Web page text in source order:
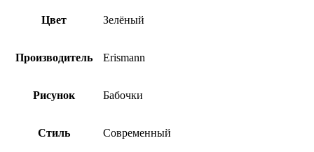
Цвет Зелёный
Производитель Erismann
Рисунок Бабочки
Стиль Современный